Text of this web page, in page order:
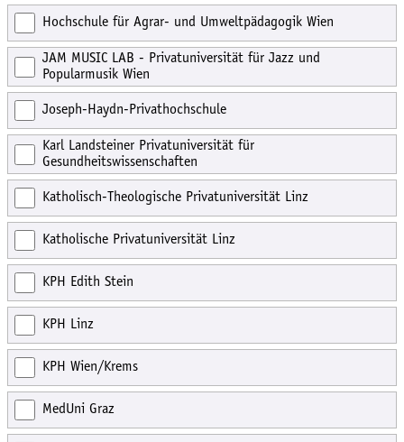
Hochschule für Agrar- und Umweltpädagogik Wien
JAM MUSIC LAB - Privatuniversität für Jazz und
Popularmusik Wien
Joseph-Haydn-Privathochschule
Karl Landsteiner Privatuniversität für
Gesundheitswissenschaften
Katholisch-Theologische Privatuniversität Linz
Katholische Privatuniversität Linz
KPH Edith Stein
KPH Linz
KPH Wien/Krems
MedUni Graz